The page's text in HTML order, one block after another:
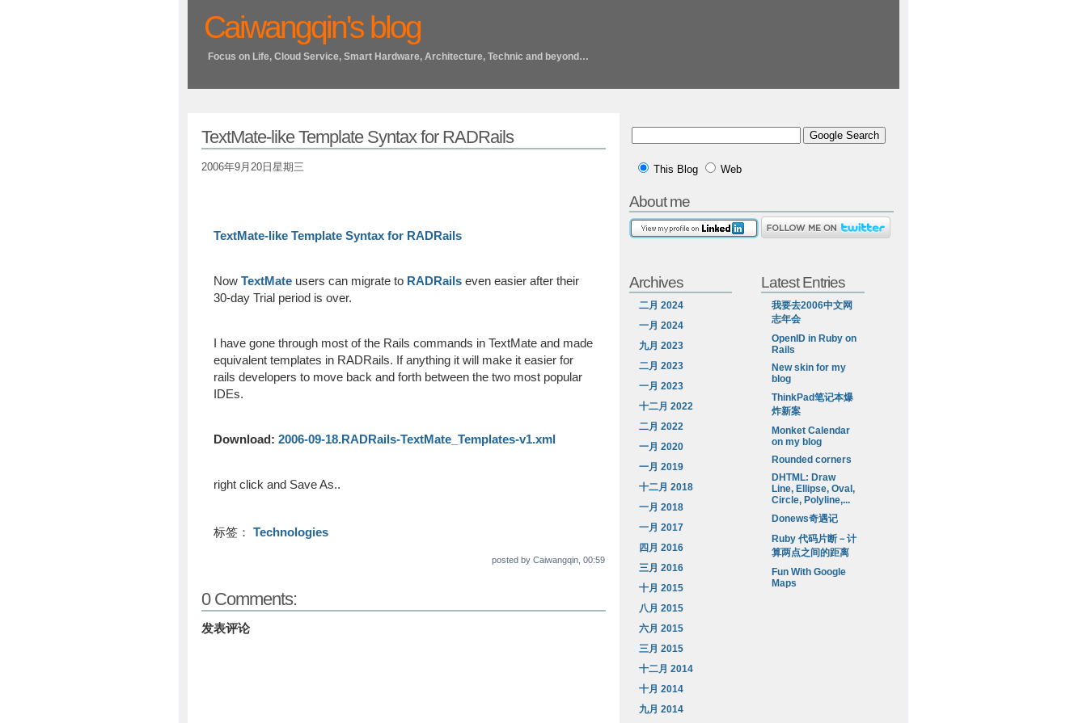
Caiwangqin's blog
Focus on Life, Cloud Service, Smart Hardware, Architecture, Technic and beyond…
TextMate-like Template Syntax for RADRails
2006年9月20日星期三
TextMate-like Template Syntax for RADRails
Now TextMateusers can migrate to RADRailseven easier after their
30-day Trial period is over.
I have gone through most of the Rails commands in TextMate and made
equivalent templates in RADRails. If anything it will make it easier for
rails developers to move back and forth between the two most popular
IDEs.
Download: 2006-09-18.RADRails-TextMate_Templates-v1.xml
right click and Save As..
标签： Technologies
posted by Caiwangqin, 00:59
0 Comments:
发表评论
This Blog Web
About me
Archives
二月 2024
一月 2024
九月 2023
二月 2023
一月 2023
十二月 2022
二月 2022
一月 2020
一月 2019
十二月 2018
一月 2018
一月 2017
四月 2016
三月 2016
十月 2015
八月 2015
六月 2015
三月 2015
十二月 2014
十月 2014
九月 2014
Latest Entries
我要去2006中文网
志年会
OpenID in Ruby on
Rails
New skin for my
blog
ThinkPad笔记本爆
炸新案
Monket Calendar
on my blog
Rounded corners
DHTML: Draw
Line, Ellipse, Oval,
Circle, Polyline,...
Donews奇遇记
Ruby 代码片断－计
算两点之间的距离
Fun With Google
Maps